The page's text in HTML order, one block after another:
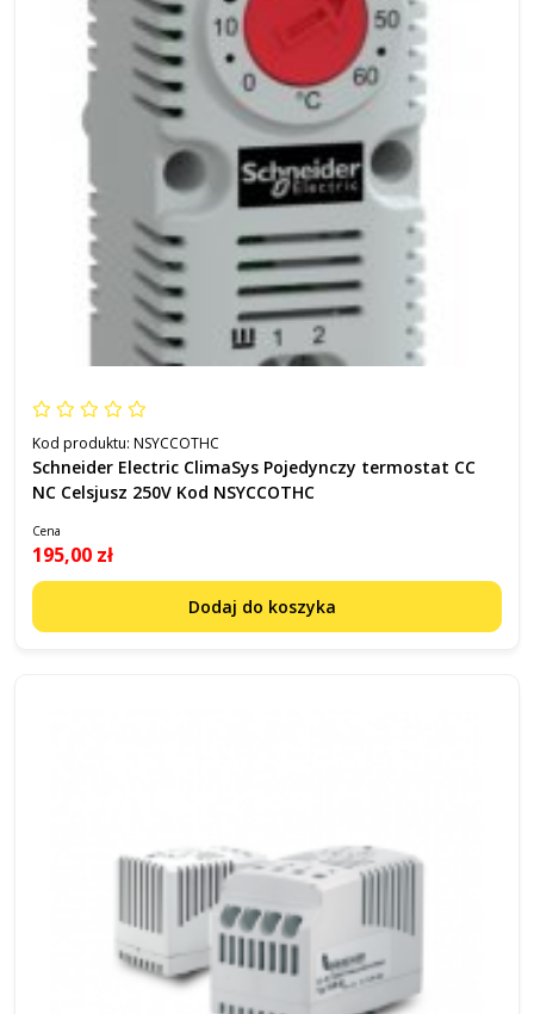
Kod produktu: NSYCCOTHC
Schneider Electric ClimaSys Pojedynczy termostat CC
NC Celsjusz 250V Kod NSYCCOTHC
Cena
195,00 zł
Dodaj do koszyka